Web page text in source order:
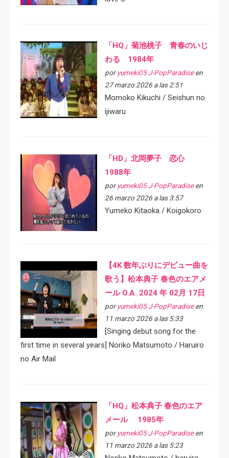
「HQ」菊池桃子 青春のいじ
わる 1984年
por yumeki05 J-PopParadiseen
27 marzo 2026 a las 2:51
Momoko Kikuchi / Seishun no
ijiwaru
「HD」北岡夢子 恋心
1988年
por yumeki05 J-PopParadiseen
26 marzo 2026 a las 3:57
Yumeko Kitaoka / Koigokoro
【4K 数年ぶりにデビュー曲を
歌う】松本典子 春色のエアメ
ール O.A. 2024 年 02月 17日
por yumeki05 J-PopParadiseen
11 marzo 2026 a las 5:33
[Singing debut song for the
first time in several years] Noriko Matsumoto / Haruiro
no Air Mail
「HQ」松本典子 春色のエア
メール 1985年
por yumeki05 J-PopParadiseen
11 marzo 2026 a las 5:23